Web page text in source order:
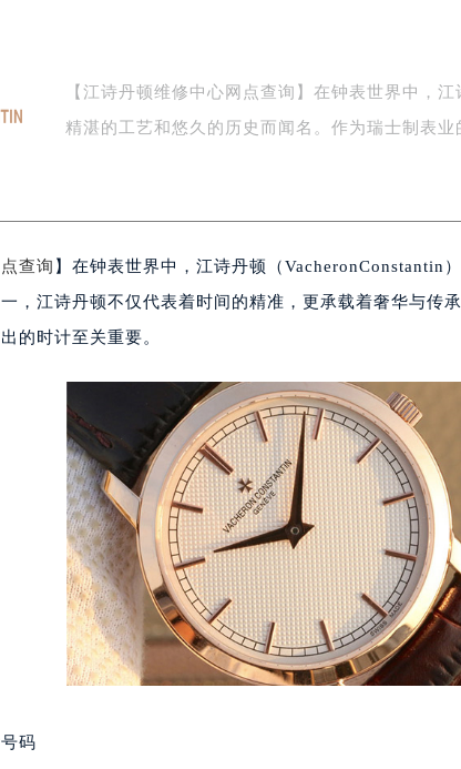
【江诗丹顿维修中心网点查询】在钟表世界中，
精湛的工艺和悠久的历史而闻名。作为瑞士制表
查询 】在钟表世界中，江诗丹顿（VacheronConstantin
，江诗丹顿不仅代表着时间的精准，更承载着奢华与传
的时计至关重要。
码